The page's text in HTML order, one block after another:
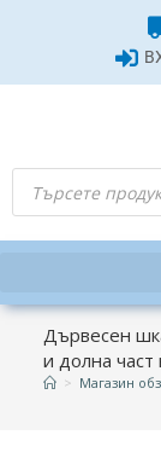
Дървесен
и долна
> Магазин